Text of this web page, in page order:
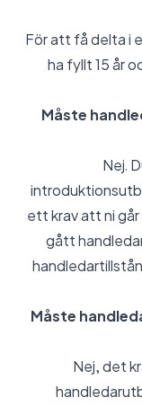
För att få delta i
ha fyllt 15 år
Måste
Nej.
ett krav att ni går
gått
Måste
Nej, det